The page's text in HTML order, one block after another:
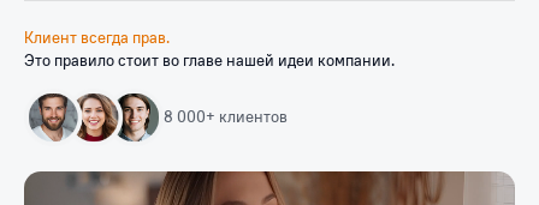
Клиент всегда прав.
Это правило стоит во главе нашей идеи компании.
8 000+ клиентов